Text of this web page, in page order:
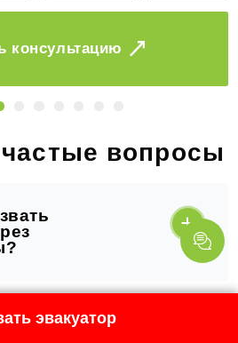
вопросы
вызов:
эвакуатор